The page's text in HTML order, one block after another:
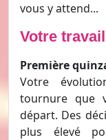
vous y attend...
Votre travail
Première
Votre
tournure que
départ. Des
plus élevé